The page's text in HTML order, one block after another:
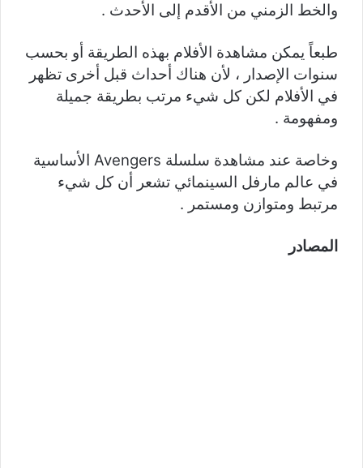
والخط الزمني من الأقدم إلى الأحدث .
طبعاً يمكن مشاهدة الأفلام بهذه الطريقة أو بحسب
سنوات الإصدار ، لأن هناك أحداث قبل أخرى تظهر
في الأفلام لكن كل شيء مرتب بطريقة جميلة
ومفهومة .
وخاصة عند مشاهدة سلسلة Avengers الأساسية
في عالم مارفل السينمائي تشعر أن كل شيء
مرتبط ومتوازن ومستمر .
المصادر